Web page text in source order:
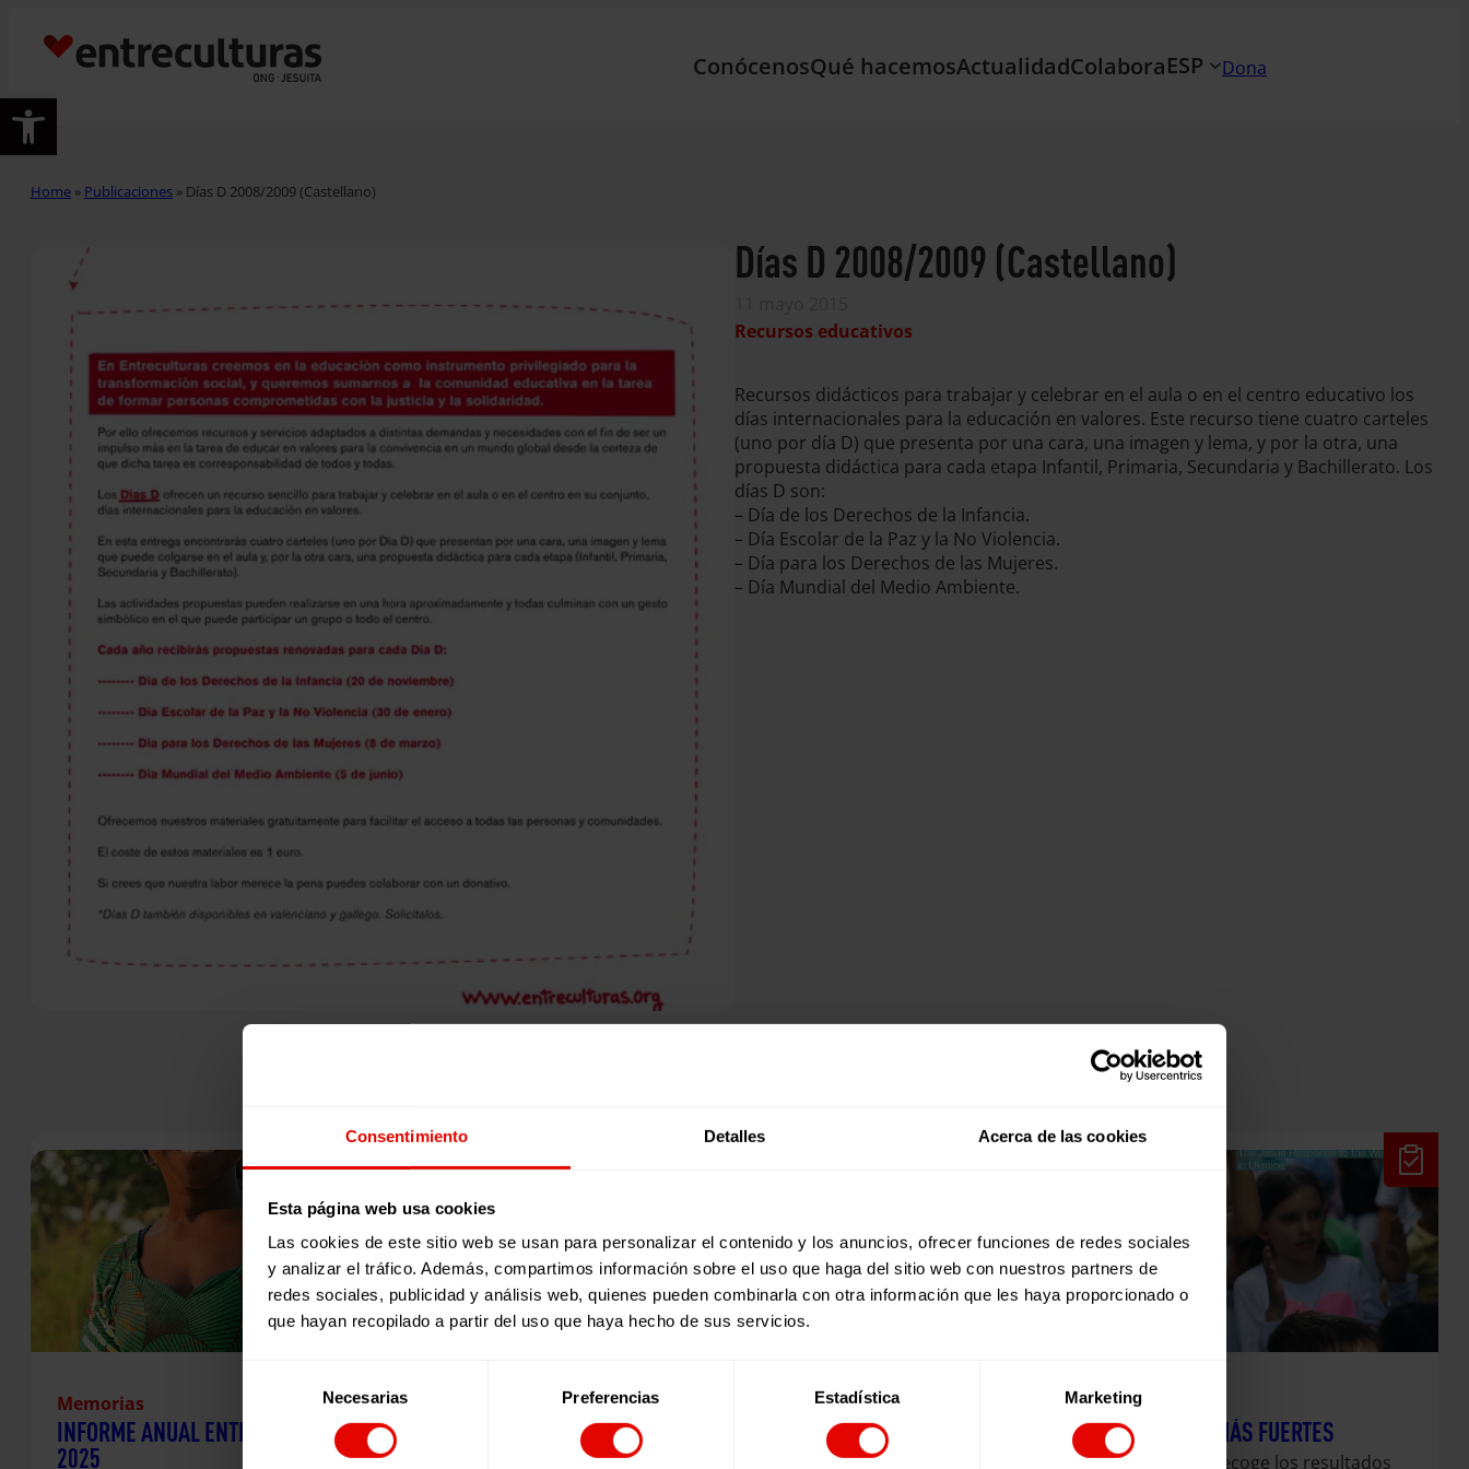
Consentimiento Detalles Acerca de las cookies
Esta página web usa cookies
Las cookies de este sitio web se usan para personalizar el contenido y los anuncios, ofrecer funciones de redes sociales
y analizar el tráfico. Además, compartimos información sobre el uso que haga del sitio web con nuestros partners de
redes sociales, publicidad y análisis web, quienes pueden combinarla con otra información que les haya proporcionado o
que hayan recopilado a partir del uso que haya hecho de sus servicios.
consentimiento
Necesarias Preferencias Estadística Marketing
Abrir barra de herramientas
ConócenosQué hacemosActualidadColaboraESP Dona
Home » Publicaciones » Días D 2008/2009 (Castellano)
Días D 2008/2009 (Castellano)
Recursos educativos
Recursos didácticos para trabajar y celebrar en el aula o en el centro educativo los
días internacionales para la educación en valores. Este recurso tiene cuatro carteles
(uno por día D) que presenta por una cara, una imagen y lema, y por la otra, una
propuesta didáctica para cada etapa Infantil, Primaria, Secundaria y Bachillerato. Los
días D son:
– Día de los Derechos de la Infancia.
– Día Escolar de la Paz y la No Violencia.
– Día para los Derechos de las Mujeres.
– Día Mundial del Medio Ambiente.
Memorias
INFORME ANUAL ENTRECULTURAS
2025
Revista trimestral
REVISTA TRIMESTRAL Nº 101
En este número de la revista de
Evaluaciones
JUNTAS SOMOS MÁS FUERTES
Esta publicación recoge los resultados